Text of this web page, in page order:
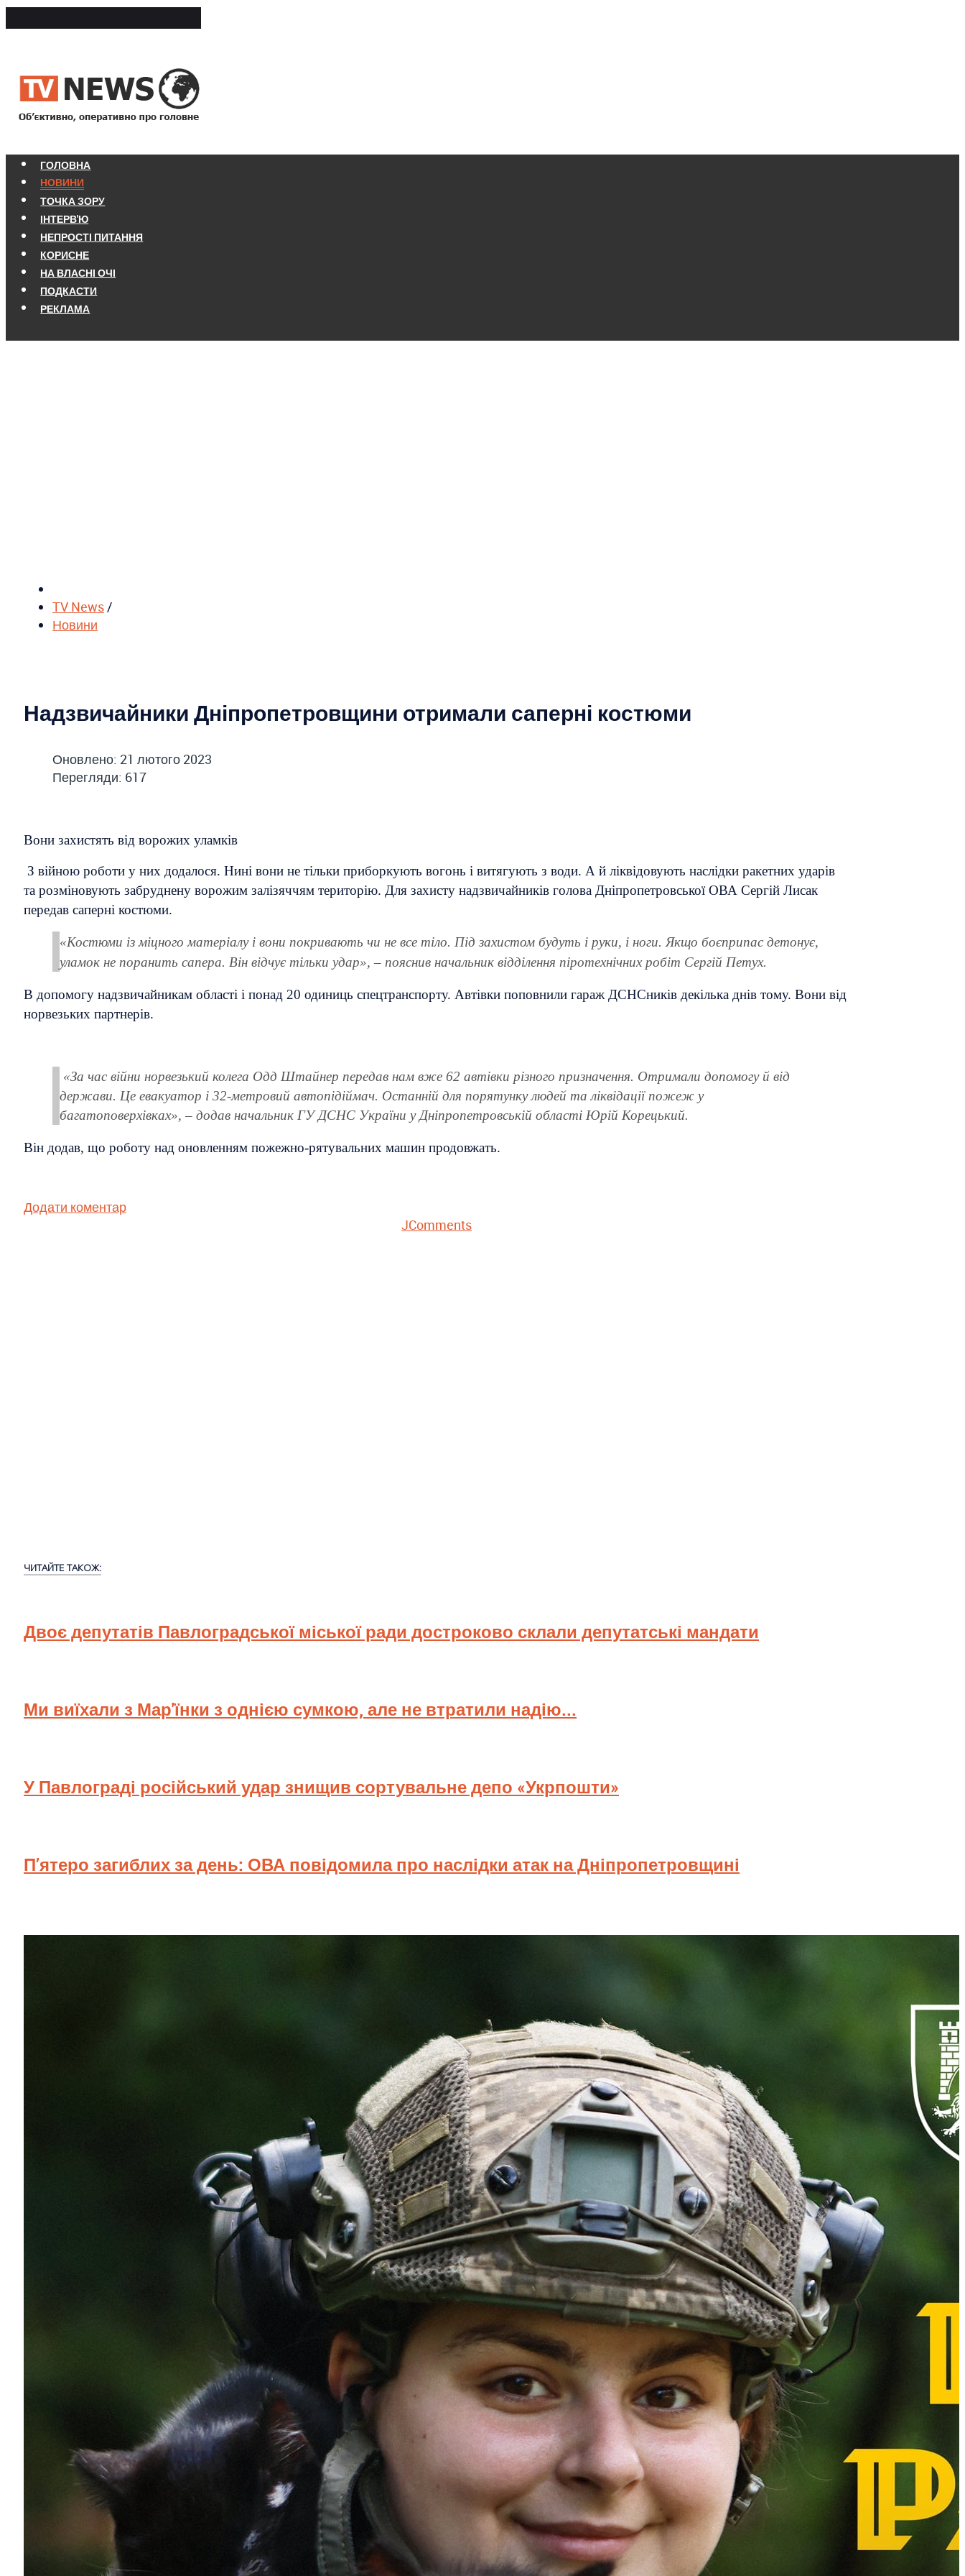
ГОЛОВНА
НОВИНИ
ТОЧКА ЗОРУ
ІНТЕРВ'Ю
НЕПРОСТІ ПИТАННЯ
КОРИСНЕ
НА ВЛАСНІ ОЧІ
ПОДКАСТИ
РЕКЛАМА
TV News /
Новини
Надзвичайники Дніпропетровщини отримали саперні костюми
Оновлено: 21 лютого 2023
Перегляди: 617
Вони захистять від ворожих уламків
З війною роботи у них додалося. Нині вони не тільки приборкують вогонь і витягують з води. А й ліквідовують наслідки ракетних ударів
та розміновують забруднену ворожим залізяччям територію. Для захисту надзвичайників голова Дніпропетровської ОВА Сергій Лисак
передав саперні костюми.
«Костюми із міцного матеріалу і вони покривають чи не все тіло. Під захистом будуть і руки, і ноги. Якщо боєприпас детонує,
уламок не поранить сапера. Він відчує тільки удар», – пояснив начальник відділення піротехнічних робіт Сергій Петух.
В допомогу надзвичайникам області і понад 20 одиниць спецтранспорту. Автівки поповнили гараж ДСНСників декілька днів тому. Вони від
норвезьких партнерів.
«За час війни норвезький колега Одд Штайнер передав нам вже 62 автівки різного призначення. Отримали допомогу й від
держави. Це евакуатор і 32-метровий автопідіймач. Останній для порятунку людей та ліквідації пожеж у
багатоповерхівках», – додав начальник ГУ ДСНС України у Дніпропетровській області Юрій Корецький.
Він додав, що роботу над оновленням пожежно-рятувальних машин продовжать.
Додати коментар
JComments
ЧИТАЙТЕ ТАКОЖ:
Двоє депутатів Павлоградської міської ради достроково склали депутатські мандати
Ми виїхали з Мар'їнки з однією сумкою, але не втратили надію...
У Павлограді російський удар знищив сортувальне депо «Укрпошти»
П’ятеро загиблих за день: ОВА повідомила про наслідки атак на Дніпропетровщині